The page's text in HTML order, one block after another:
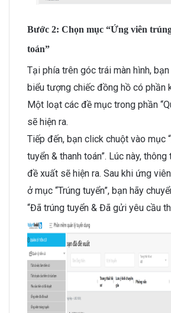
Bước 2: Chọn mục “Ứng viên
toán”
Tại phía trên góc trái màn hình,
biểu tượng chiếc đồng hồ có phần
Một loạt các đề mục trong phần
sẽ hiện ra.
Tiếp đến, bạn click chuột vào mục
tuyển & thanh toán”. Lúc này,
đề xuất sẽ hiện ra. Sau khi ứng
ở mục “Trúng tuyển”, bạn hãy
“Đã trúng tuyển & Đã gửi yêu cầu